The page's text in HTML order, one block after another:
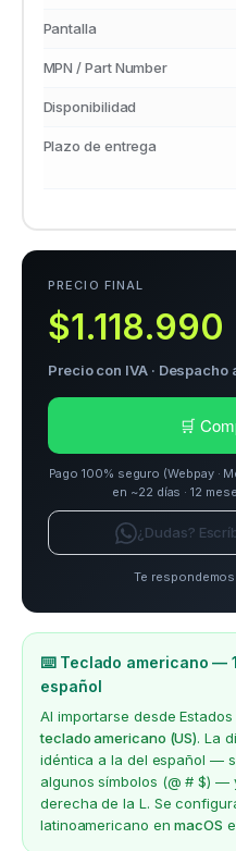
→
Pantalla
MPN / Part Number
Disponibilidad
Plazo de entrega
PRECIO FINAL
$1.118.990
Precio con IVA ·
🛒
Pago 100% seguro (Webpay ·
en ~22 días · 12
¿Dudas?
Te
⌨️ Teclado americano —
español
Al importarse desde
teclado americano (US). La
idéntica a la del español —
algunos símbolos (@ # $) —
derecha de la L. Se
latinoamericano enmacOS